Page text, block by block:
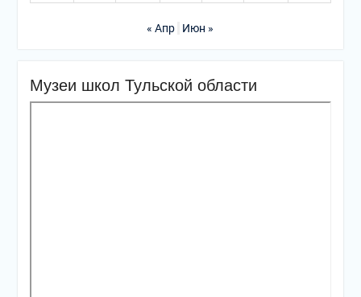
« Апр Июн »
Музеи школ Тульской области